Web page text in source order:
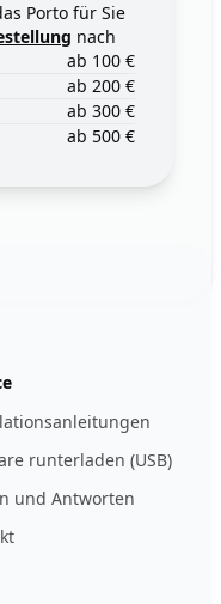
Porto für Sie
nach
ab 100 €
ab 200 €
ab 300 €
ab 500 €
runterladen (USB)
und Antworten